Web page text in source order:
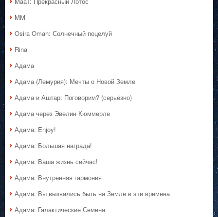
MM
Osira Omah: Солнечный поцелуй
Rina
Адама
Адама (Лемурия): Мечты о Новой Земле
Адама и Аштар: Поговорим? (серьёзно)
Адама через Эвелин Кюммерле
Адама: Enjoy!
Адама: Большая награда!
Адама: Ваша жизнь сейчас!
Адама: Внутренняя гармония
Адама: Вы вызвались быть на Земле в эти времена
Адама: Галактические Семена